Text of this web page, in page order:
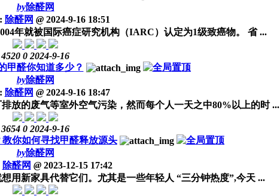
by除醛网
除醛网 @2024-9-16 18:51
年就被国际癌症研究机构（IARC）认定为1级致癌物。 省 ...
4520 0 2024-9-16
甲醛你知道多少？
by除醛网
除醛网 @2024-9-16 18:47
的废气等室外空气污染，然而每个人一天之中80%以上的时 ...
3654 0 2024-9-16
你如何寻找甲醛释放源头
by除醛网
除醛网 @2023-12-15 17:42
用新家具代替它们。尤其是一些年轻人 “三分钟热度”,今天 ...